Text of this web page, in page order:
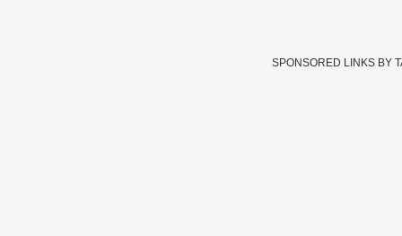
SPONSORED LINKS BY